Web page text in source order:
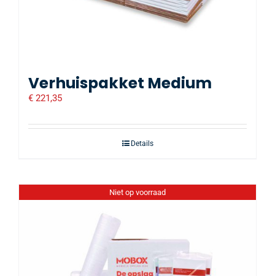
Verhuispakket Medium
€ 221,35
Details
Niet op voorraad